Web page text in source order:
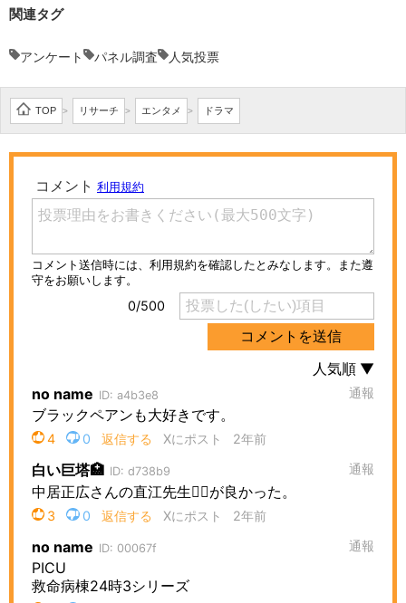
関連タグ
アンケート パネル調査 人気投票
TOP > リサーチ > エンタメ > ドラマ